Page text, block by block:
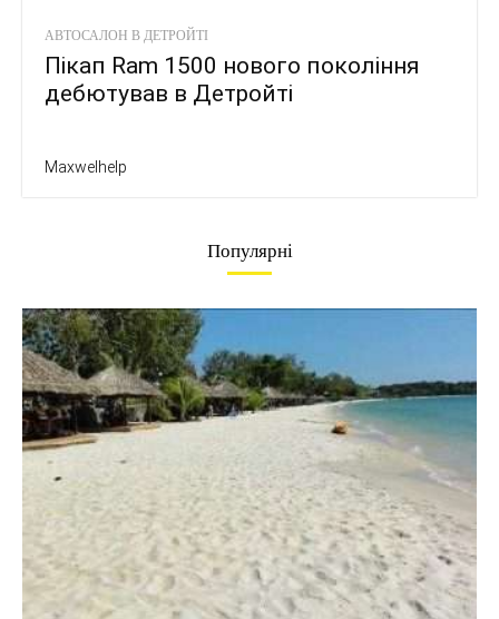
АВТОСАЛОН В ДЕТРОЙТІ
Пікап Ram 1500 нового покоління
дебютував в Детройті
Maxwelhelp
Популярні